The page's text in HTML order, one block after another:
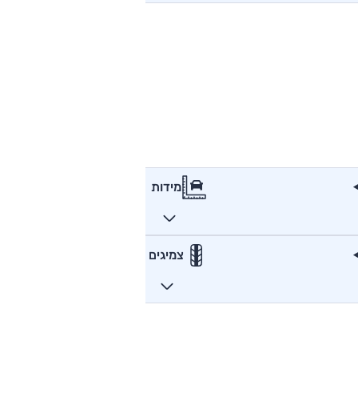
מידות
צמיגים